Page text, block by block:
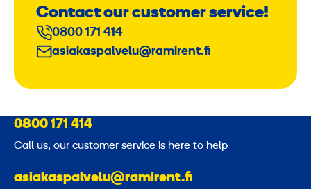
Contact our customer service!
0800 171 414
asiakaspalvelu@ramirent.fi
0800 171 414
Call us, our customer service is here to help
asiakaspalvelu@ramirent.fi